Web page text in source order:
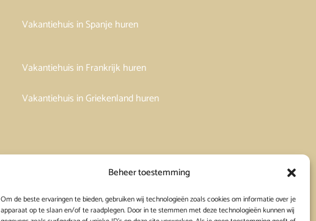
Beheer toestemming
Om de beste ervaringen te bieden, gebruiken wij technologieën zoals cookies om informatie over je
apparaat op te slaan en/of te raadplegen. Door in te stemmen met deze technologieën kunnen wij
Vakantiehuis in Spanje huren
Vakantiehuis in Frankrijk huren
Vakantiehuis in Griekenland huren